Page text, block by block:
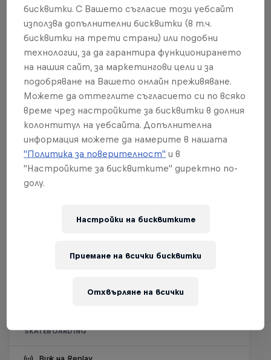
Свързани събития
22 Март 2026
SKATEBOARDING
бисквитки. С Вашето съгласие този уебсайт
използва допълнителни бисквитки (в т.ч.
бисквитки на трети страни) или подобни
технологии, за да гарантира функционирането
на нашия сайт, за маркетингови цели и за
подобряване на Вашето онлайн преживяване.
Можете да оттеглите съгласието си по всяко
време чрез настройките за бисквитки в долния
колонтитул на уебсайта. Допълнителна
информация можете да намерите в нашата
"Политика за поверителност" и в
"Настройките за бисквитките" директно по-
долу.
Настройки на бисквитките
Отхвърляне на всички
Приемане на всички бисквитки